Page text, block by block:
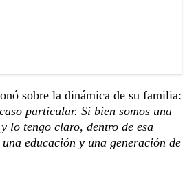
sobre la dinámica de su familia:
particular. Si bien somos una
lo tengo claro, dentro de esa
educación y una generación de